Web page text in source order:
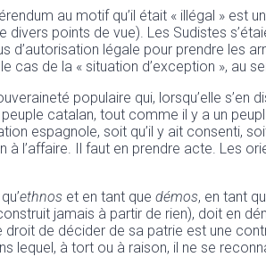
au motif qu’il était « illégal » est
divers points de vue). Les Sudistes
d’autorisation légale pour prendre
cas de la « situation d’exception », au
populaire qui, lorsqu’elle
peuple catalan, tout comme il y a un
espagnole, soit qu’il y ait consenti,
à l’affaire. Il faut en prendre acte. Les
ethnos et en tant que démos, en tant
jamais à partir de rien), doit en
droit de décider de sa patrie est une
lequel, à tort ou à raison, il ne se